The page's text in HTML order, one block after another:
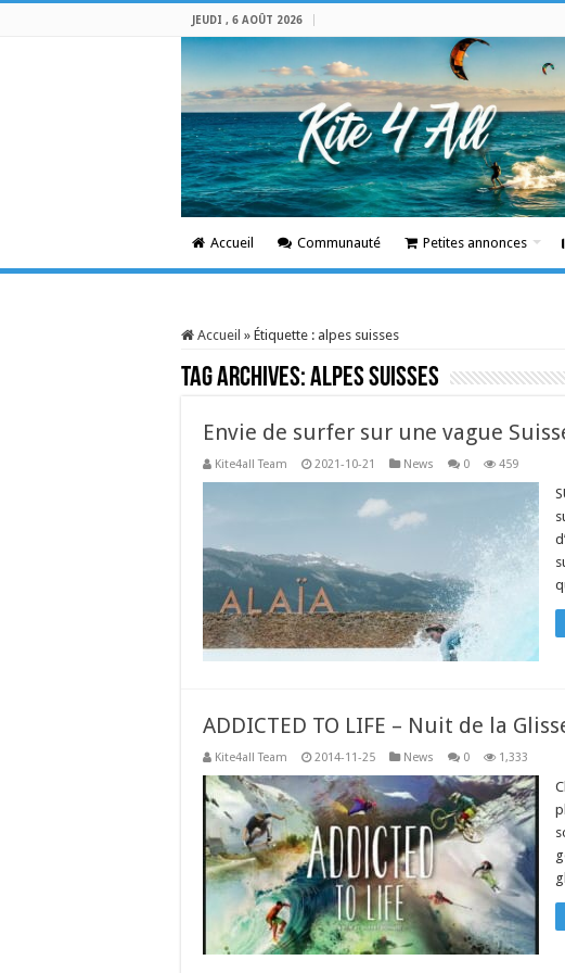
JEUDI , 6 AOÛT 2026
Accueil Communauté Petites annonces
Accueil » Étiquette : alpes suisses
Tag Archives:alpes suisses
Envie de surfer sur une vague
Kite4all Team 2021-10-21 News 0 459
ADDICTED TO LIFE – Nuit de la
Kite4all Team 2014-11-25 News 0 1,333